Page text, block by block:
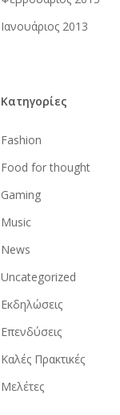
Ιανουάριος 2013
Kατηγορίες
Fashion
Food for thought
Gaming
Music
News
Uncategorized
Εκδηλώσεις
Επενδύσεις
Καλές Πρακτικές
Μελέτες